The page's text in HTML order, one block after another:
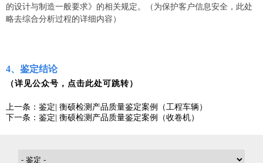
的设计与制造一般要求》的相关规定。（为保护客户信息安全，此处
略去综合分析过程的详细内容）
4、鉴定结论
（详见公众号，点击此处可跳转）
上一条：鉴定| 衡硕检测产品质量鉴定案例（工程车辆）
下一条：鉴定| 衡硕检测产品质量鉴定案例（收卷机）